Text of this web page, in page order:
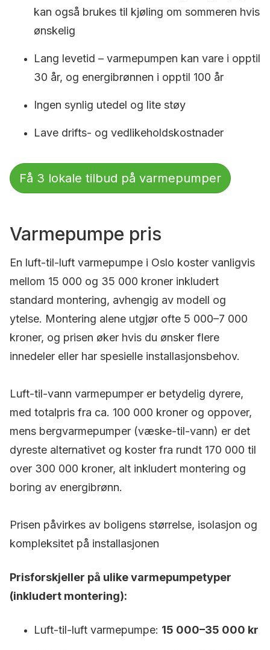
kan også brukes til kjøling om sommeren hvis
ønskelig
Lang levetid – varmepumpen kan vare i opptil
30 år, og energibrønnen i opptil 100 år
Ingen synlig utedel og lite støy
Lave drifts- og vedlikeholdskostnader
Få 3 lokale tilbud på varmepumper
Varmepumpe pris
En luft-til-luft varmepumpe i Oslo koster vanligvis
mellom 15 000 og 35 000 kroner inkludert
standard montering, avhengig av modell og
ytelse. Montering alene utgjør ofte 5 000–7 000
kroner, og prisen øker hvis du ønsker flere
innedeler eller har spesielle installasjonsbehov.
Luft-til-vann varmepumper er betydelig dyrere,
med totalpris fra ca. 100 000 kroner og oppover,
mens bergvarmepumper (væske-til-vann) er det
dyreste alternativet og koster fra rundt 170 000 til
over 300 000 kroner, alt inkludert montering og
boring av energibrønn.
Prisen påvirkes av boligens størrelse, isolasjon og
kompleksitet på installasjonen
Prisforskjeller på ulike varmepumpetyper
(inkludert montering):
Luft-til-luft varmepumpe: 15 000–35 000 kr